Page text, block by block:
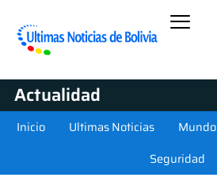
Actualidad
Inicio Ultimas Noticias Mundo
Seguridad